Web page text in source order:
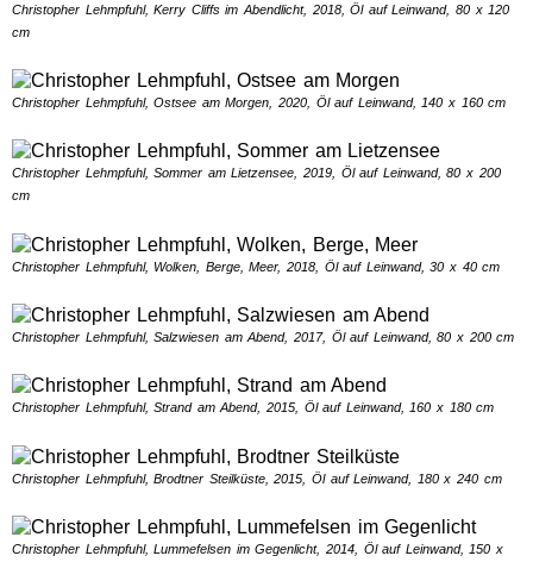
Christopher Lehmpfuhl, Kerry Cliffs im Abendlicht, 2018, Öl auf Leinwand, 80 x 120
cm
Christopher Lehmpfuhl, Ostsee am Morgen, 2020, Öl auf Leinwand, 140 x 160 cm
Christopher Lehmpfuhl, Sommer am Lietzensee, 2019, Öl auf Leinwand, 80 x 200
cm
Christopher Lehmpfuhl, Wolken, Berge, Meer, 2018, Öl auf Leinwand, 30 x 40 cm
Christopher Lehmpfuhl, Salzwiesen am Abend, 2017, Öl auf Leinwand, 80 x 200 cm
Christopher Lehmpfuhl, Strand am Abend, 2015, Öl auf Leinwand, 160 x 180 cm
Christopher Lehmpfuhl, Brodtner Steilküste, 2015, Öl auf Leinwand, 180 x 240 cm
Christopher Lehmpfuhl, Lummefelsen im Gegenlicht, 2014, Öl auf Leinwand, 150 x